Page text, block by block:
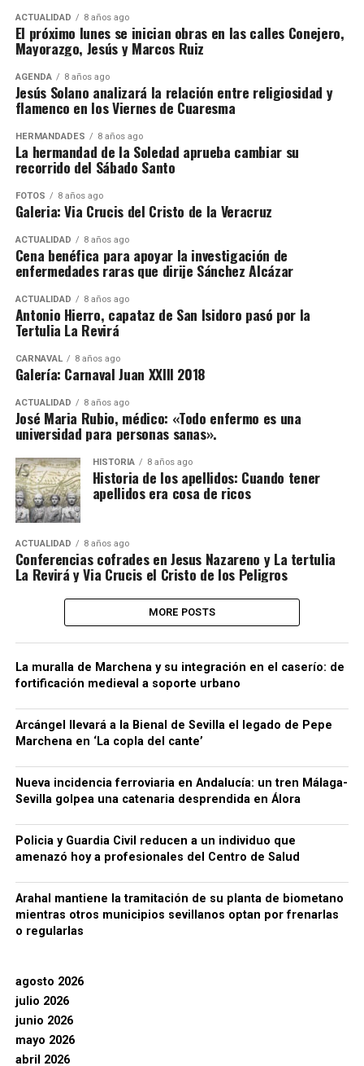
ACTUALIDAD 8 años ago
El próximo lunes se inician obras en las calles Conejero,
Mayorazgo, Jesús y Marcos Ruiz
AGENDA 8 años ago
Jesús Solano analizará la relación entre religiosidad y
flamenco en los Viernes de Cuaresma
HERMANDADES 8 años ago
La hermandad de la Soledad aprueba cambiar su
recorrido del Sábado Santo
FOTOS 8 años ago
Galeria: Via Crucis del Cristo de la Veracruz
ACTUALIDAD 8 años ago
Cena benéfica para apoyar la investigación de
enfermedades raras que dirije Sánchez Alcázar
ACTUALIDAD 8 años ago
Antonio Hierro, capataz de San Isidoro pasó por la
Tertulia La Revirá
CARNAVAL 8 años ago
Galería: Carnaval Juan XXIII 2018
ACTUALIDAD 8 años ago
José Maria Rubio, médico: «Todo enfermo es una
universidad para personas sanas».
HISTORIA 8 años ago
Historia de los apellidos: Cuando tener
apellidos era cosa de ricos
ACTUALIDAD 8 años ago
Conferencias cofrades en Jesus Nazareno y La tertulia
La Revirá y Via Crucis el Cristo de los Peligros
MORE POSTS
La muralla de Marchena y su integración en el caserío: de
fortificación medieval a soporte urbano
Arcángel llevará a la Bienal de Sevilla el legado de Pepe
Marchena en ‘La copla del cante’
Nueva incidencia ferroviaria en Andalucía: un tren Málaga-
Sevilla golpea una catenaria desprendida en Álora
Policia y Guardia Civil reducen a un individuo que
amenazó hoy a profesionales del Centro de Salud
Arahal mantiene la tramitación de su planta de biometano
mientras otros municipios sevillanos optan por frenarlas
o regularlas
agosto 2026
julio 2026
junio 2026
mayo 2026
abril 2026